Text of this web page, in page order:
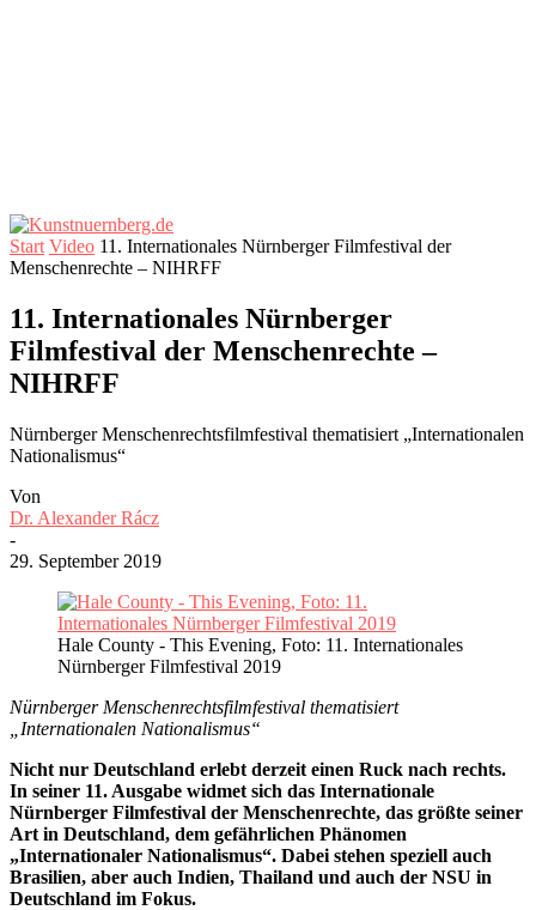
Start Video 11. Internationales Nürnberger Filmfestival der
Menschenrechte – NIHRFF
11. Internationales Nürnberger
Filmfestival der Menschenrechte –
NIHRFF
Nürnberger Menschenrechtsfilmfestival thematisiert „Internationalen
Nationalismus“
Von
Dr. Alexander Rácz
-
29. September 2019
Hale County - This Evening, Foto: 11. Internationales
Nürnberger Filmfestival 2019
Nürnberger Menschenrechtsfilmfestival thematisiert
„Internationalen Nationalismus“
Nicht nur Deutschland erlebt derzeit einen Ruck nach rechts.
In seiner 11. Ausgabe widmet sich das Internationale
Nürnberger Filmfestival der Menschenrechte, das größte seiner
Art in Deutschland, dem gefährlichen Phänomen
„Internationaler Nationalismus“. Dabei stehen speziell auch
Brasilien, aber auch Indien, Thailand und auch der NSU in
Deutschland im Fokus.